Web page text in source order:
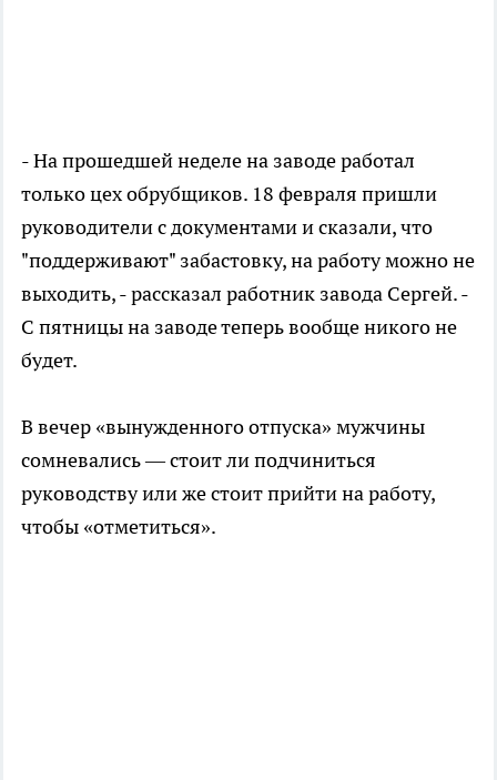
- На прошедшей неделе на заводе работал
только цех обрубщиков. 18 февраля пришли
руководители с документами и сказали, что
"поддерживают" забастовку, на работу можно не
выходить, - рассказал работник завода Сергей. -
С пятницы на заводе теперь вообще никого не
будет.
В вечер «вынужденного отпуска» мужчины
сомневались — стоит ли подчиниться
руководству или же стоит прийти на работу,
чтобы «отметиться».